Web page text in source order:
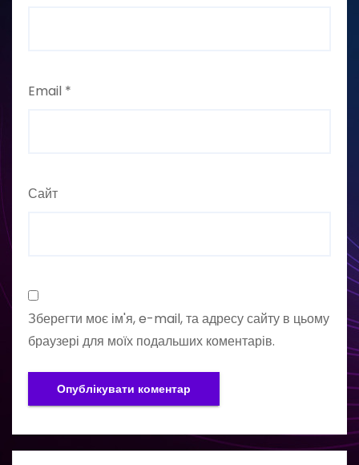
Email *
Сайт
Зберегти моє ім'я, e-mail, та адресу сайту в цьому
браузері для моїх подальших коментарів.